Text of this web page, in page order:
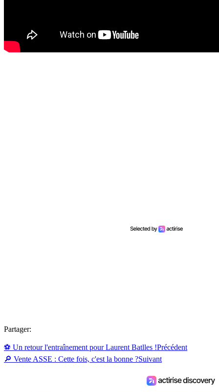
Partager:
⚽ Un retour l'entraînement pour Laurent Batlles !Précédent
🔎 Vente ASSE : Cette fois, c'est la bonne ?Suivant